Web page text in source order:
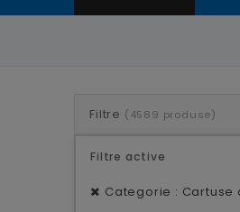
Filtre (4589 produse)
Filtre active
Categorie : Cartuse